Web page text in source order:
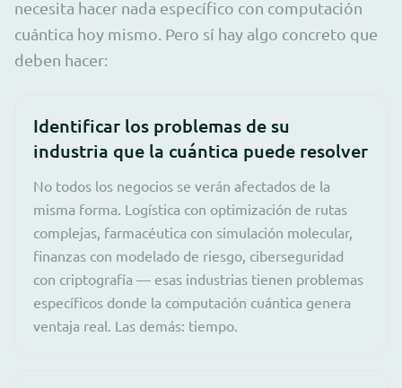
necesita hacer nada específico con computación
cuántica hoy mismo. Pero sí hay algo concreto que
deben hacer:
Identificar los problemas de su
industria que la cuántica puede resolver
No todos los negocios se verán afectados de la
misma forma. Logística con optimización de rutas
complejas, farmacéutica con simulación molecular,
finanzas con modelado de riesgo, ciberseguridad
con criptografía — esas industrias tienen problemas
específicos donde la computación cuántica genera
ventaja real. Las demás: tiempo.